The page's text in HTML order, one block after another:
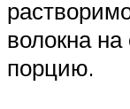
волокна
порцию.